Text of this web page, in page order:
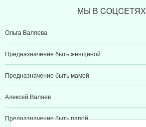
МЫ В CОЦCЕТЯХ
Ольга Валяева
Предназначение быть женщиной
Предназначение быть мамой
Алексей Валяев
Предназначение быть папой